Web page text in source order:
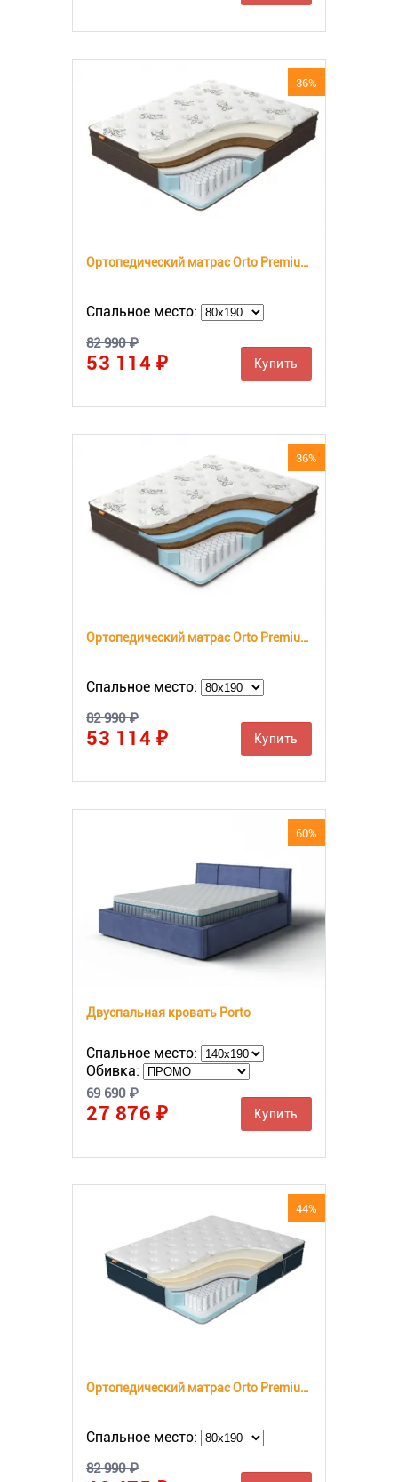
36%
Ортопедический матрас Orto Premium Middle
Спальное место:
82 990 ₽
53 114 ₽ Купить
36%
Ортопедический матрас Orto Premium Hard
Спальное место:
82 990 ₽
53 114 ₽ Купить
60%
Двуспальная кровать Porto
Спальное место:
Обивка:
69 690 ₽
27 876 ₽ Купить
44%
Ортопедический матрас Orto Premium Memory
Спальное место:
82 990 ₽